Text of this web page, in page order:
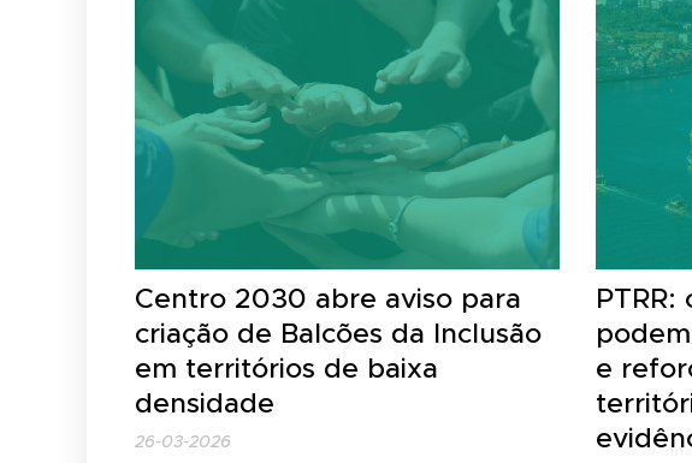
Centro 2030 abre aviso para
criação de Balcões da Inclusão
em territórios de baixa
densidade
26-03-2026
PTRR:
e